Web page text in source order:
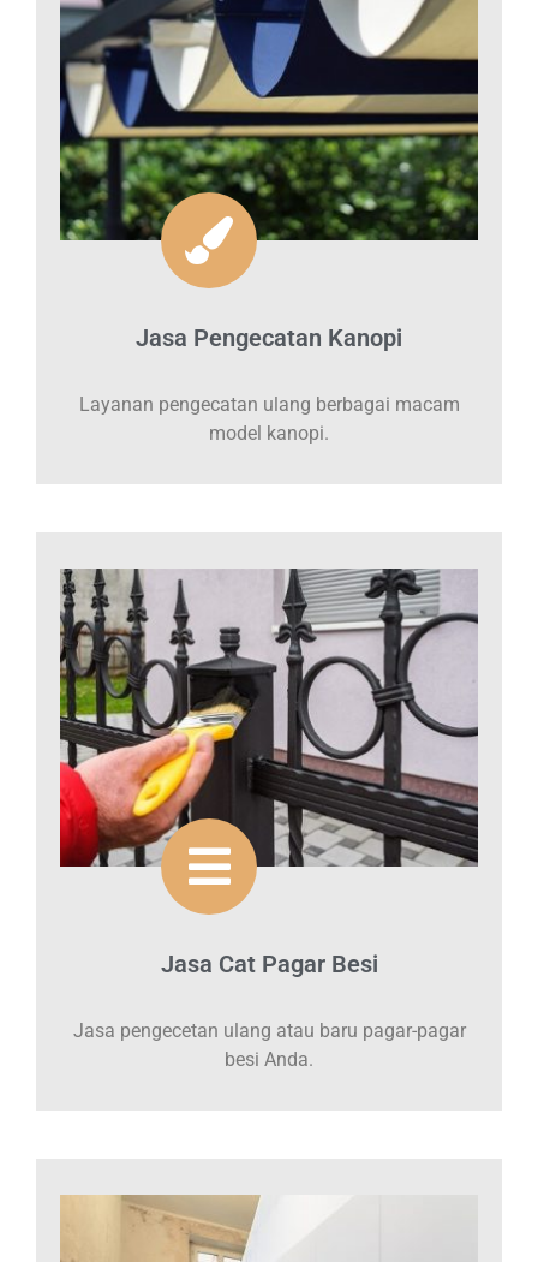
Jasa Pengecatan Kanopi
Layanan pengecatan ulang berbagai macam
model kanopi.
Jasa Cat Pagar Besi
Jasa pengecetan ulang atau baru pagar-pagar
besi Anda.